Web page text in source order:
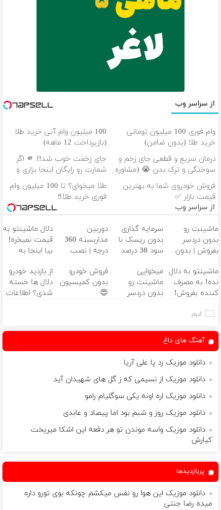
از سراسر وب
وام فوری 100 میلیون تومانی
خرید طلا (بدون ضامن)
100 میلیون وام آنی خرید طلا
(بازپرداخت 12 ماهه)
درمان سریع و قطعی جای زخم و
سوختگی و ترک بدن 😭 (مشاوره
رایگان بگیرید)
جای زخمت خوب شد!! 🫵 اگر
شمارت رو رایگان اینجا بزاری و
مشاوره بگیری 🫵
فروش خودروی شما به بهترین
قیمت بازار ✅
طلا میخوای؟ تا 100 میلیون وام
فوری خرید طلا‼️
از سراسر وب
ماشینت رو
بدون دردسر
بفروش | بدون
سرمایه گذاری
بدون ریسک با
سود 38 درصد
دوربین
مداربسته 360
درجه | نصب
دلال ماشینتو به
قیمت نمیخره!
بیا اینجا به
بفروش*فقط
خریدار واقعی*
ماشینتو به دلال
نده! به مصرف
کننده بفروش!
یک تماس
میخوایی
ماشینت رو
بدون دردسر
فروش خودرو
بدون کمیسیون
😍
از بازدید خودرو
دلال ها خسته
شدی؟ اطلاعات
آلبوم
آهنگ های داغ
دانلود موزیک رد پا علی آریا
دانلود موزیک از نسیمی که ز گل های شهیدان آید
دانلود موزیک اره اونه یکی سوگلیام رامو
دانلود موزیک روز و شبم بود اما پیصاد و عابدی
دانلود موزیک واسه موندن تو هر دفعه این اشکا میریخت
کیارش
پربازدیدها
دانلود موزیک این هوا رو نفس میکشم چونکه بوی تورو داره
میده رضا جنتی